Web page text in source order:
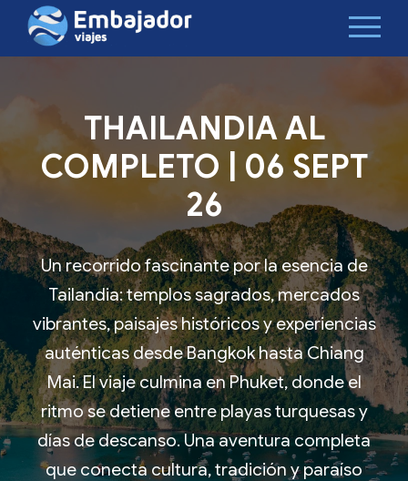
THAILANDIA AL
COMPLETO | 06 SEPT
26
Un recorrido fascinante por la esencia de
Tailandia: templos sagrados, mercados
vibrantes, paisajes históricos y experiencias
auténticas desde Bangkok hasta Chiang
Mai. El viaje culmina en Phuket, donde el
ritmo se detiene entre playas turquesas y
días de descanso. Una aventura completa
que conecta cultura, tradición y paraíso